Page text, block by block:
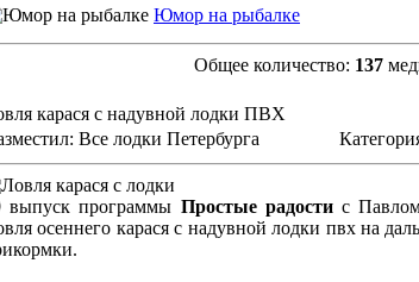
Юмор на рыбалке
Общее количество: 137
карася с надувной лодки ПВХ
Все лодки Петербурга
выпуск программы Простые радостис Павлом
осеннего карася с надувной лодки пвх на